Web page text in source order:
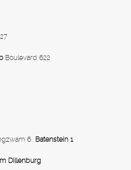
Boulevard 622
6 Batenstein 1
Dillenburg